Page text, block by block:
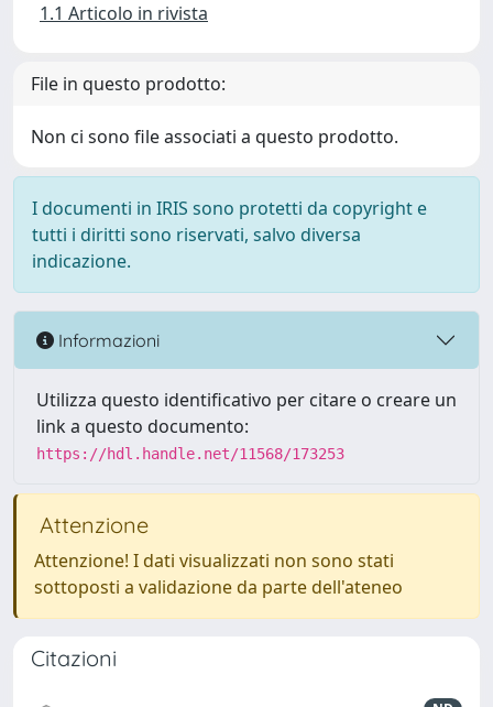
1.1 Articolo in rivista
File in questo prodotto:
Non ci sono file associati a questo prodotto.
I documenti in IRIS sono protetti da copyright e
tutti i diritti sono riservati, salvo diversa
indicazione.
Informazioni
Utilizza questo identificativo per citare o creare un
link a questo documento:
https://hdl.handle.net/11568/173253
Attenzione
Attenzione! I dati visualizzati non sono stati
sottoposti a validazione da parte dell'ateneo
Citazioni